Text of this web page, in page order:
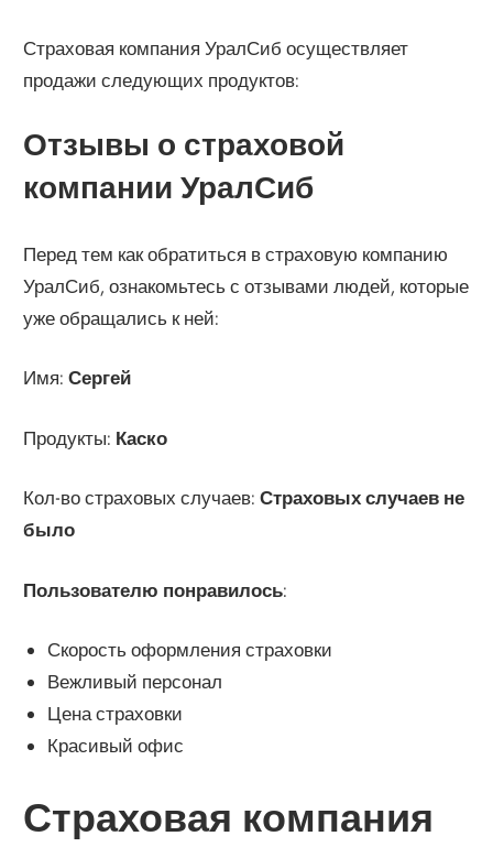
Страховая компания УралСиб осуществляет
продажи следующих продуктов:
Отзывы о страховой
компании УралСиб
Перед тем как обратиться в страховую компанию
УралСиб, ознакомьтесь с отзывами людей, которые
уже обращались к ней:
Имя:Сергей
Продукты: Каско
Кол-во страховых случаев:Страховых случаев не
было
Пользователю понравилось:
Скорость оформления страховки
Вежливый персонал
Цена страховки
Красивый офис
Страховая компания